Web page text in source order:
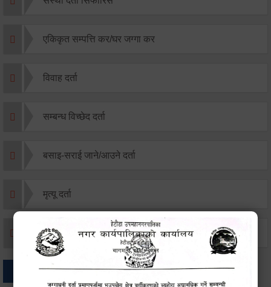
एकिकृत सम्पत्ति कर/घर जग्गा कर
विवाह दर्ता
सम्बन्ध विच्छेद दर्ता
बसाइ-सराई जाने/आउने दर्ता
मृत्यू दर्ता
जन्म दर्ता